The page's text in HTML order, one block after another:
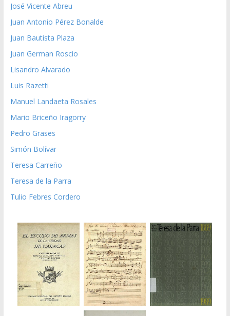
José Vicente Abreu
Juan Antonio Pérez Bonalde
Juan Bautista Plaza
Juan German Roscio
Lisandro Alvarado
Luis Razetti
Manuel Landaeta Rosales
Mario Briceño Iragorry
Pedro Grases
Simón Bolívar
Teresa Carreño
Teresa de la Parra
Tulio Febres Cordero